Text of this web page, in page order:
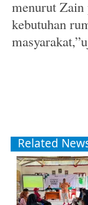
menurut Zain
kebutuhan
Related